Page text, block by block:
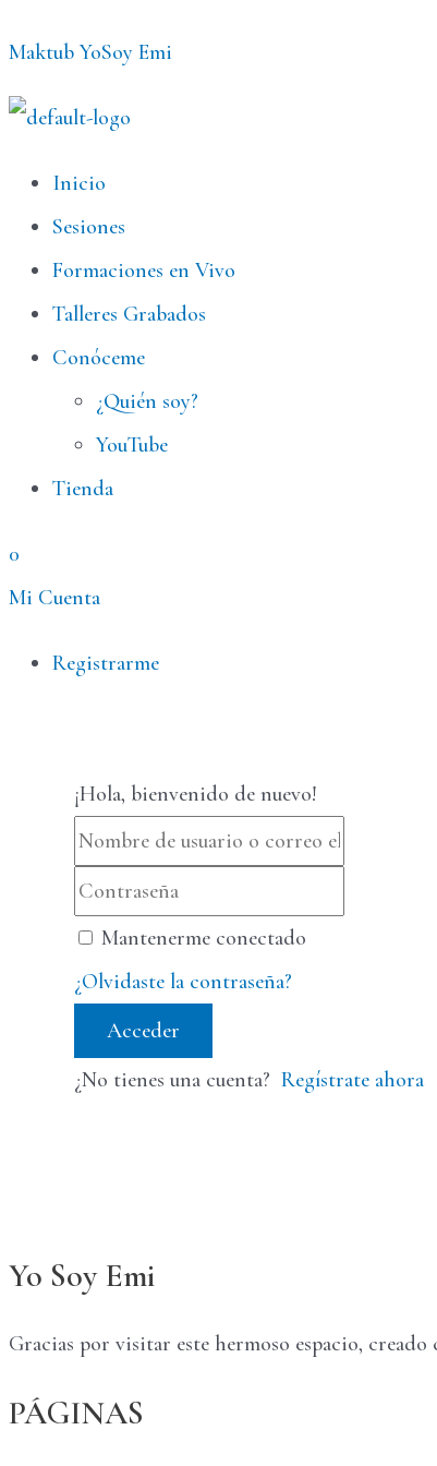
contenido
Maktub YoSoy Emi
MenúInicio
Sesiones
Formaciones en Vivo
Talleres Grabados
Conóceme
¿Quién soy?
YouTube
Tienda
0
Mi Cuenta
MenúRegistrarme
¡Hola, bienvenido de nuevo!
Mantenerme conectado
¿Olvidaste la contraseña?
Acceder
¿No tienes una cuenta? Regístrate ahora
Yo Soy Emi
Gracias por visitar este hermoso espacio, creado
PÁGINAS